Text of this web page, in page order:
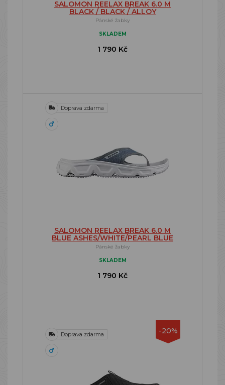
SALOMON REELAX BREAK 6.0 M
BLACK / BLACK / ALLOY
Pánské žabky
SKLADEM
1 790 Kč
Doprava zdarma
SALOMON REELAX BREAK 6.0 M
BLUE ASHES/WHITE/PEARL BLUE
Pánské žabky
SKLADEM
1 790 Kč
-20%
Doprava zdarma